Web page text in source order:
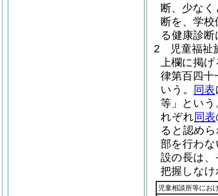
断、少な
断を、学
る健康診
2
児童福祉
上欄に掲
律第百四十
いう。
同表
等」という
れぞれ同表
ると認め
部を行わ
設の長は
把握しな
児童相談所等にお